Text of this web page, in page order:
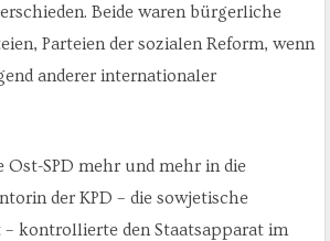
Beide waren bürgerliche
Parteien der sozialen Reform, wenn
anderer internationaler
Ost-SPD mehr und mehr in die
der KPD – die sowjetische
kontrollierte den Staatsapparat im